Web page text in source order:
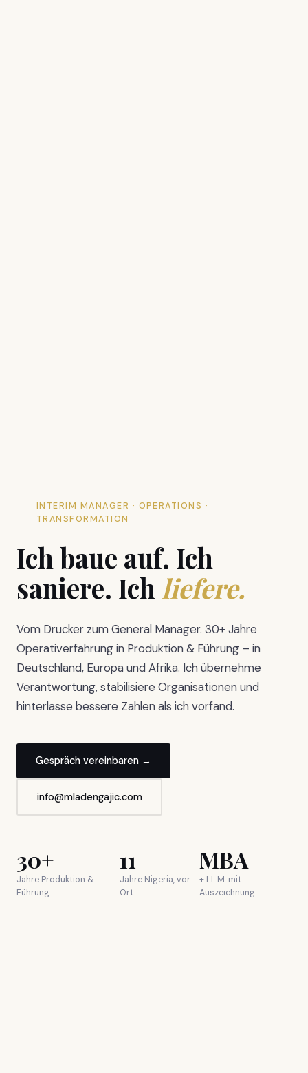
INTERIM MANAGER · OPERATIONS ·
TRANSFORMATION
Ich baue auf. Ich
saniere. Ich liefere.
Vom Drucker zum General Manager. 30+ Jahre
Operativerfahrung in Produktion & Führung – in
Deutschland, Europa und Afrika. Ich übernehme
Verantwortung, stabilisiere Organisationen und
hinterlasse bessere Zahlen als ich vorfand.
Gespräch vereinbaren →
info@mladengajic.com
30+
Jahre Produktion &
Führung
11
Jahre Nigeria, vor
Ort
MBA
+ LL.M. mit
Auszeichnung